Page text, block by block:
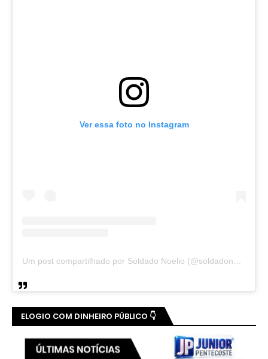
Ver essa foto no Instagram
Um post compartilhado por Soldado Noelio (@soldadonoelio)
ELOGIO COM DINHEIRO PÚBLICO 👇